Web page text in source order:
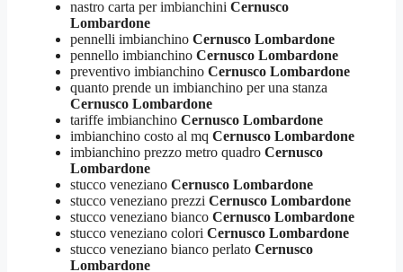
nastro carta per imbianchini Cernusco
Lombardone
pennelli imbianchino Cernusco Lombardone
pennello imbianchino Cernusco Lombardone
preventivo imbianchino Cernusco Lombardone
quanto prende un imbianchino per una stanza
Cernusco Lombardone
tariffe imbianchino Cernusco Lombardone
imbianchino costo al mq Cernusco Lombardone
imbianchino prezzo metro quadro Cernusco
Lombardone
stucco veneziano Cernusco Lombardone
stucco veneziano prezzi Cernusco Lombardone
stucco veneziano bianco Cernusco Lombardone
stucco veneziano colori Cernusco Lombardone
stucco veneziano bianco perlato Cernusco
Lombardone